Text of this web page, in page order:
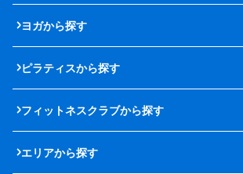
ヨガから探す
ピラティスから探す
フィットネスクラブから探す
エリアから探す